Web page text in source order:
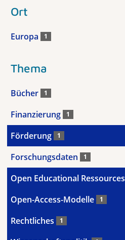
Ort
Europa 1
Thema
Bücher 1
Finanzierung 1
Förderung 1
Forschungsdaten 1
Open Educational Ressources
Open-Access-Modelle 1
Rechtliches 1